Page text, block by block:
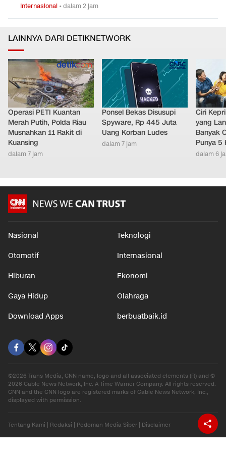
Internasional •dalam 2 jam
LAINNYA DARI DETIKNETWORK
Operasi PETI Kuantan
Merah Putih, Polda Riau
Musnahkan 11 Rakit di
Kuansing
dalam 7 jam
Ponsel Bekas Disusupi
Spyware, Rp 445 Juta
Uang Korban Ludes
dalam 7 jam
Ciri
yang
Banyak
Punya 5
dalam 6
Nasional Teknologi
Otomotif Internasional
Hiburan Ekonomi
Gaya Hidup Olahraga
Download Apps berbuatbaik.id
©2026 Trans Media, CNN name, logo and all associated elements (R) and ©
2026 Cable News Network, Inc. A Time Warner Company. All rights reserved.
CNN and the CNN logo are registered marks of Cable News Network, Inc.,
displayed with permission.
Tentang Kami | Redaksi | Pedoman Media Siber | Disclaimer